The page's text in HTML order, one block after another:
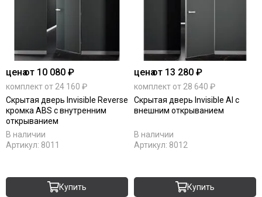
ценаот 10 080 ₽
комплект от 24 160 ₽
Скрытая дверь Invisible Reverse
кромка ABS с внутренним
открыванием
В наличии
Артикул: 8011
Купить
ценаот 13 280 ₽
комплект от 28 640 ₽
Скрытая дверь Invisible Al с
внешним открыванием
В наличии
Артикул: 8012
Купить